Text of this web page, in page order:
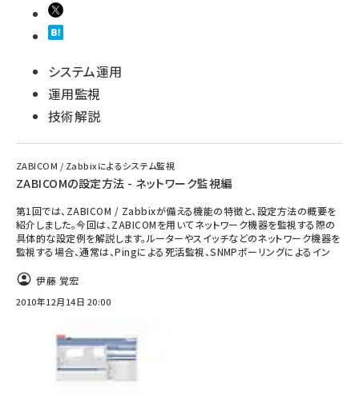
システム運用
運用監視
技術解説
ZABICOM / Zabbixによるシステム監視
ZABICOMの設定方法 - ネットワーク監視編
第1回では、ZABICOM / Zabbixが備える機能の特徴と、設定方法の概要を
紹介しました。今回は、ZABICOMを用いてネットワーク機器を監視する際の
具体的な設定例を解説します。ルーターやスイッチなどのネットワーク機器を
監視する場合、通常は、Pingによる死活監視、SNMPポーリングによるイン
伊藤 覚宏
2010年12月14日 20:00